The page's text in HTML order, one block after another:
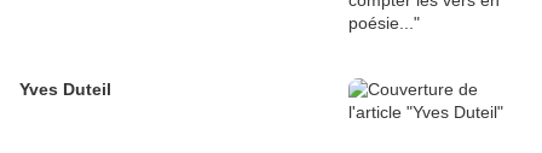
Yves Duteil